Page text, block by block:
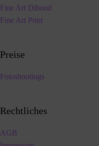
Fine Art Dibond
Fine Art Print
Preise
Fotoshootings
Rechtliches
AGB